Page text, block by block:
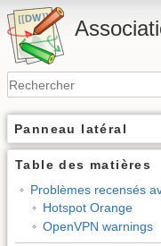
Panneau latéral
Table des matières
Problèmes recensés
Hotspot Orange
OpenVPN warnings